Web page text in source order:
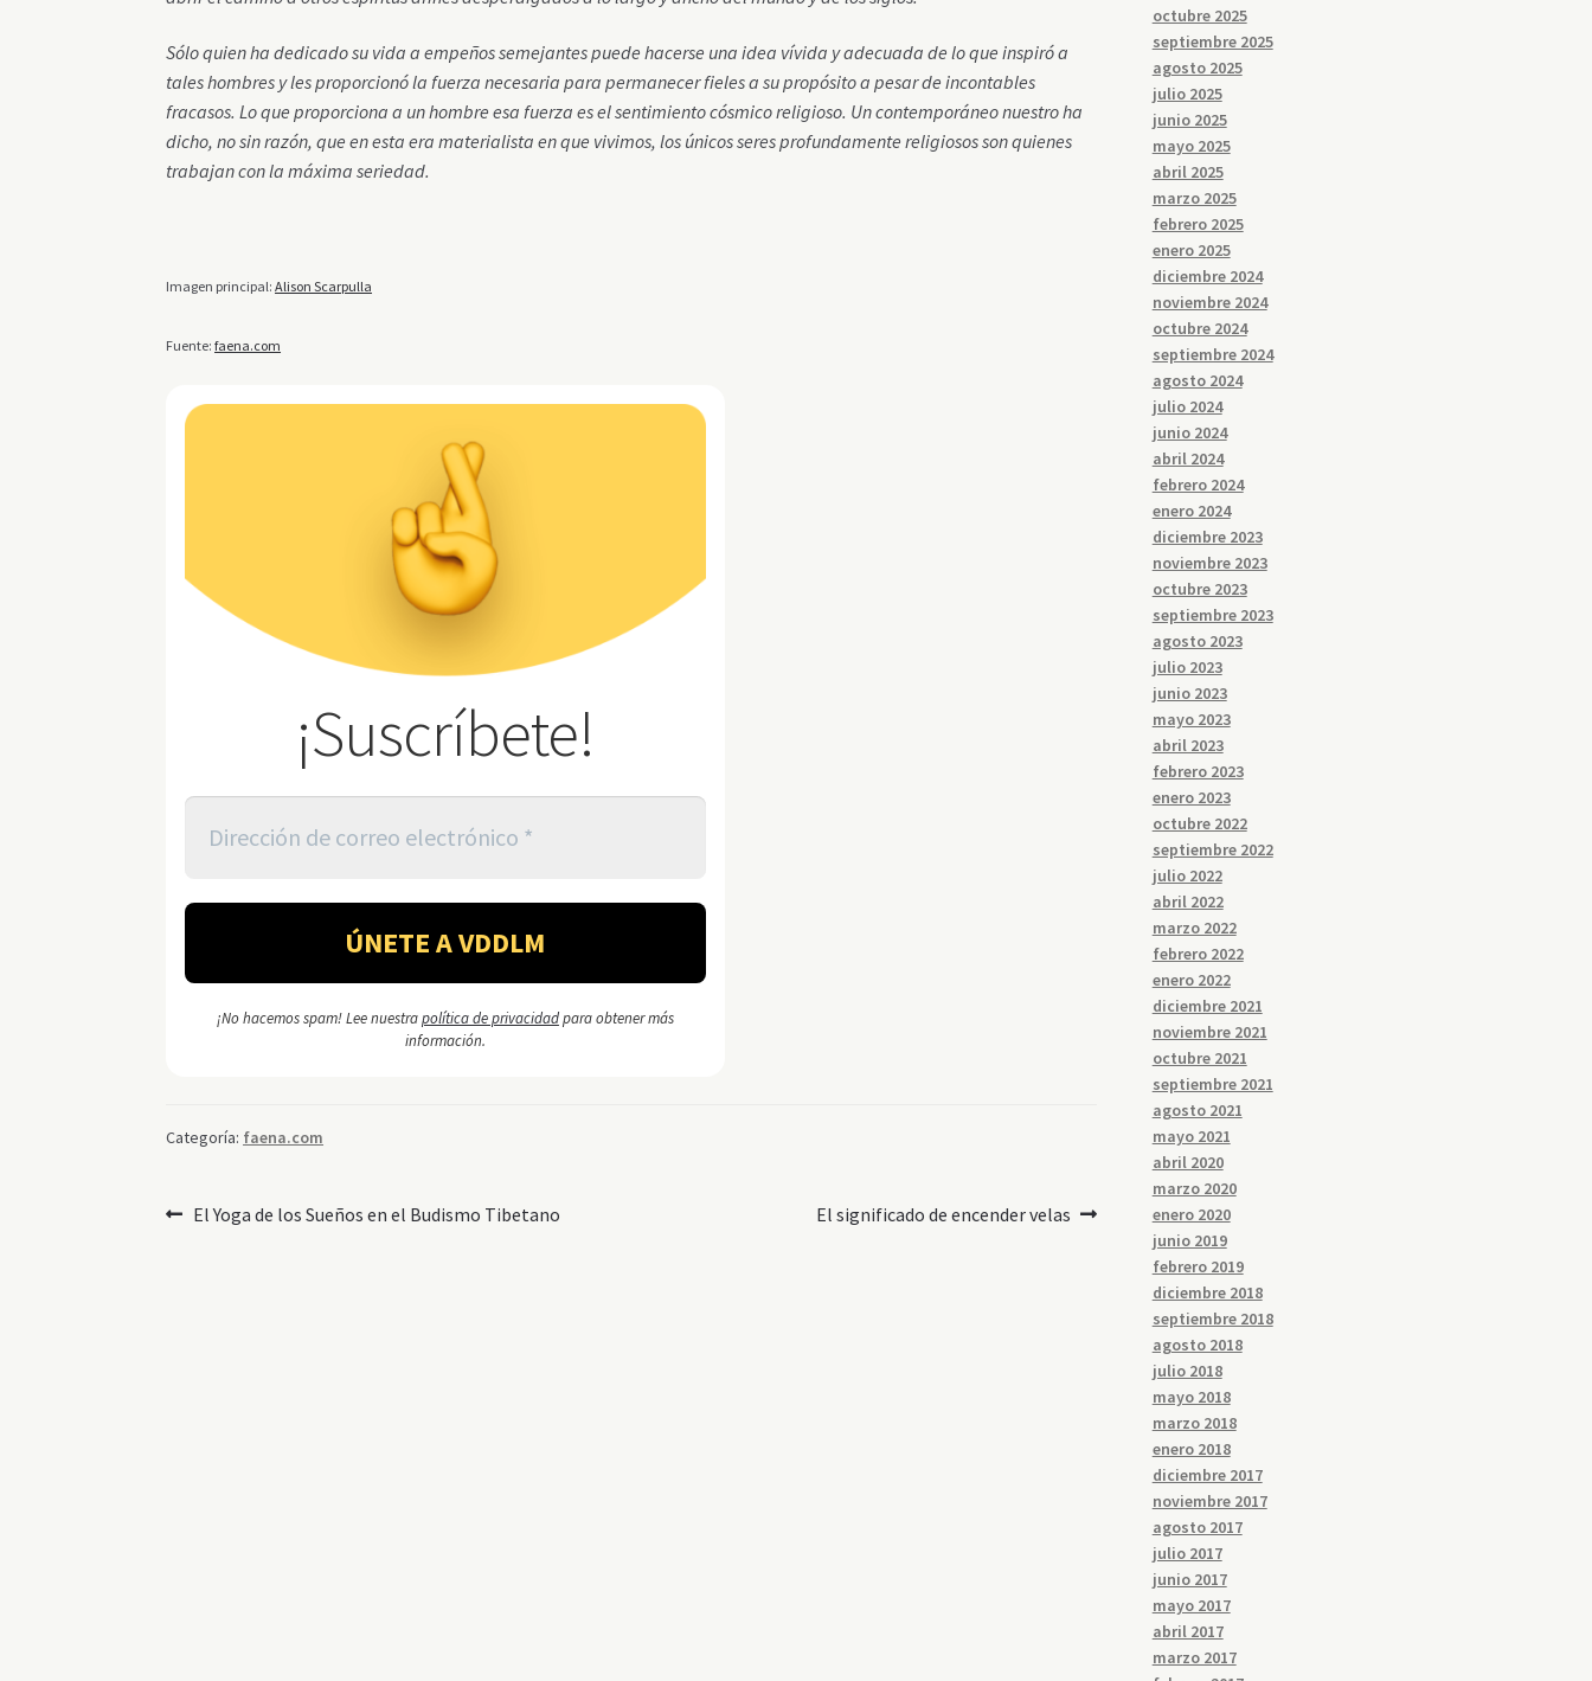
Sólo quien ha dedicado su vida a empeños semejantes puede hacerse una idea vívida y adecuada de lo que inspiró a
tales hombres y les proporcionó la fuerza necesaria para permanecer fieles a su propósito a pesar de incontables
fracasos. Lo que proporciona a un hombre esa fuerza es el sentimiento cósmico religioso. Un contemporáneo nuestro ha
dicho, no sin razón, que en esta era materialista en que vivimos, los únicos seres profundamente religiosos son quienes
trabajan con la máxima seriedad.
Imagen principal:Alison Scarpulla
Fuente:faena.com
¡Suscríbete!
¡No hacemos spam! Lee nuestrapolítica de privacidadpara obtener más
información.
Categoría: faena.com
Navegación
Anterior:
El Yoga de los Sueños en el Budismo Tibetano Siguiente:
El significado de encender velas
octubre 2025
septiembre 2025
agosto 2025
julio 2025
junio 2025
mayo 2025
abril 2025
marzo 2025
febrero 2025
enero 2025
diciembre 2024
noviembre 2024
octubre 2024
septiembre 2024
agosto 2024
julio 2024
junio 2024
abril 2024
febrero 2024
enero 2024
diciembre 2023
noviembre 2023
octubre 2023
septiembre 2023
agosto 2023
julio 2023
junio 2023
mayo 2023
abril 2023
febrero 2023
enero 2023
octubre 2022
septiembre 2022
julio 2022
abril 2022
marzo 2022
febrero 2022
enero 2022
diciembre 2021
noviembre 2021
octubre 2021
septiembre 2021
agosto 2021
mayo 2021
abril 2020
marzo 2020
enero 2020
junio 2019
febrero 2019
diciembre 2018
septiembre 2018
agosto 2018
julio 2018
mayo 2018
marzo 2018
enero 2018
diciembre 2017
noviembre 2017
agosto 2017
julio 2017
junio 2017
mayo 2017
abril 2017
marzo 2017